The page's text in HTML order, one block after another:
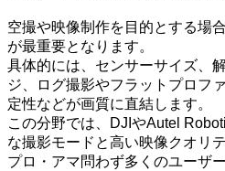
空撮や映像制作を目的とする場
が最重要となります。
具体的には、センサーサイズ、
ジ、ログ撮影やフラットプロフ
定性などが画質に直結します。
この分野では、DJIやAutel
な撮影モードと高い映像クオリ
プロ・アマ問わず多くのユーザ